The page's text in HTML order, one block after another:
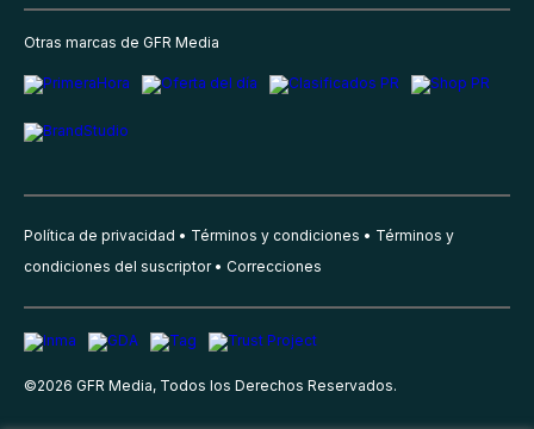
Otras marcas de GFR Media
Política de privacidad Términos y condiciones
Términos y
condiciones del suscriptor
Correcciones
©2026 GFR Media, Todos los Derechos Reservados.